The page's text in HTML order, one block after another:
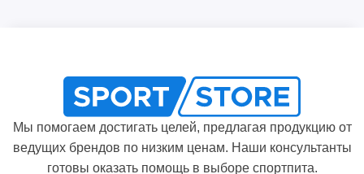
Мы помогаем достигать целей, предлагая продукцию от
ведущих брендов по низким ценам. Наши консультанты
готовы оказать помощь в выборе спортпита.